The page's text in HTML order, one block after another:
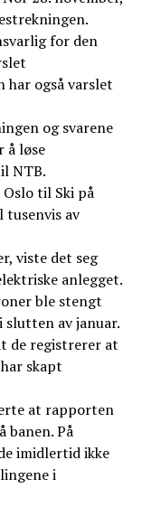
for den
har også varslet
og svarene
å løse
NTB.
til Ski på
av
viste det seg
anlegget.
ble stengt
av januar.
de registrerer at
skapt
at rapporten
banen. På
imidlertid ikke
i